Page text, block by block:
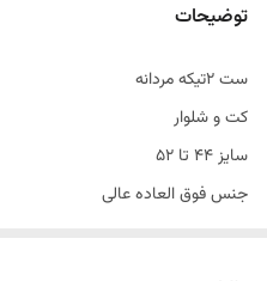
توضیحات
ست ۲تیکه مردانه
کت و شلوار
سایز ۴۴ تا ۵۲
جنس فوق العاده عالی